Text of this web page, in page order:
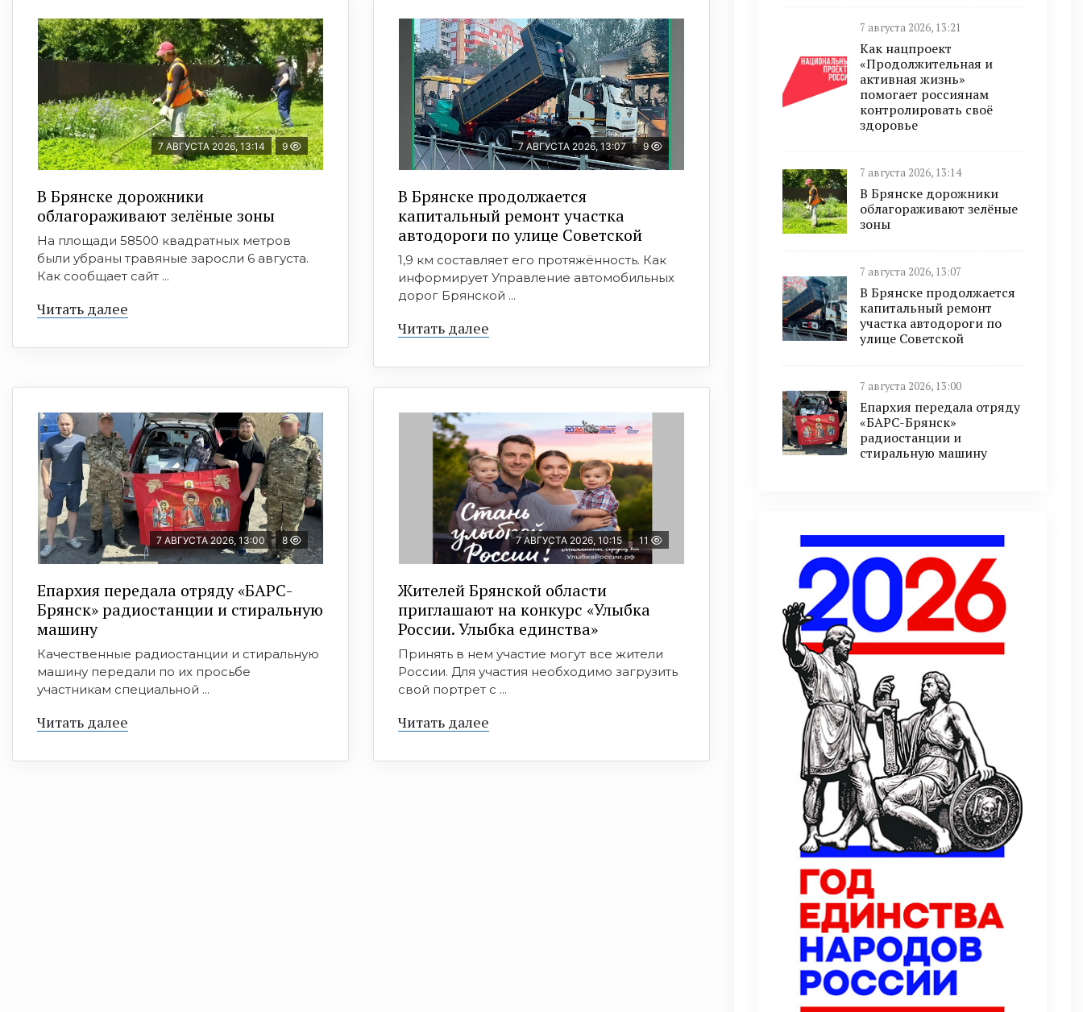
7 АВГУСТА 2026, 13:14 9
В Брянске дорожники
облагораживают зелёные зоны
На площади 58500 квадратных метров
были убраны травяные заросли 6 августа.
Как сообщает сайт ...
Читать далее
7 АВГУСТА 2026, 13:07 9
В Брянске продолжается
капитальный ремонт участка
автодороги по улице Советской
1,9 км составляет его протяжённость. Как
информирует Управление автомобильных
дорог Брянской ...
Читать далее
7 АВГУСТА 2026, 13:00 8
Епархия передала отряду «БАРС-
Брянск» радиостанции и стиральную
машину
Качественные радиостанции и стиральную
машину передали по их просьбе
участникам специальной ...
Читать далее
7 АВГУСТА 2026, 10:15 11
Жителей Брянской области
приглашают на конкурс «Улыбка
России. Улыбка единства»
Принять в нем участие могут все жители
России. Для участия необходимо загрузить
свой портрет с ...
Читать далее
7 августа 2026, 13:21
Как нацпроект
«Продолжительная и
активная жизнь»
помогает россиянам
контролировать своё
здоровье
7 августа 2026, 13:14
В Брянске дорожники
облагораживают зелёные
зоны
7 августа 2026, 13:07
В Брянске продолжается
капитальный ремонт
участка автодороги по
улице Советской
7 августа 2026, 13:00
Епархия передала отряду
«БАРС-Брянск»
радиостанции и
стиральную машину